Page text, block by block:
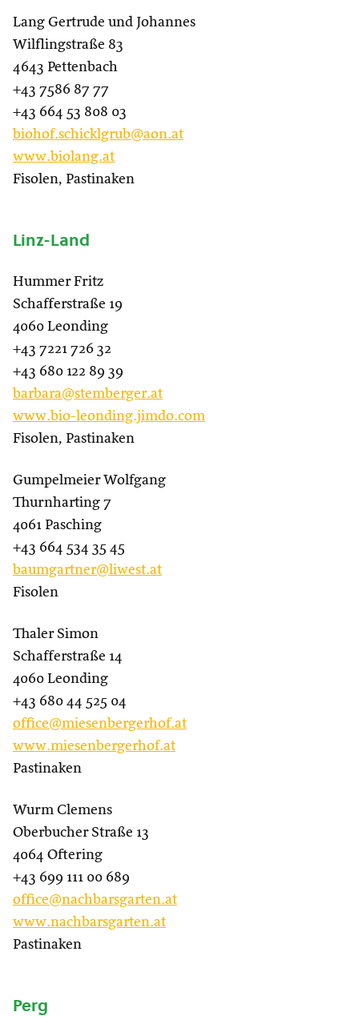
Lang Gertrude und Johannes
Wilflingstraße 83
4643 Pettenbach
+43 7586 87 77
+43 664 53 808 03
biohof.schicklgrub@aon.at
www.biolang.at
Fisolen, Pastinaken
Linz-Land
Hummer Fritz
Schafferstraße 19
4060 Leonding
+43 7221 726 32
+43 680 122 89 39
barbara@stemberger.at
www.bio-leonding.jimdo.com
Fisolen, Pastinaken
Gumpelmeier Wolfgang
Thurnharting 7
4061 Pasching
+43 664 534 35 45
baumgartner@liwest.at
Fisolen
Thaler Simon
Schafferstraße 14
4060 Leonding
+43 680 44 525 04
office@miesenbergerhof.at
www.miesenbergerhof.at
Pastinaken
Wurm Clemens
Oberbucher Straße 13
4064 Oftering
+43 699 111 00 689
office@nachbarsgarten.at
www.nachbarsgarten.at
Pastinaken
Perg